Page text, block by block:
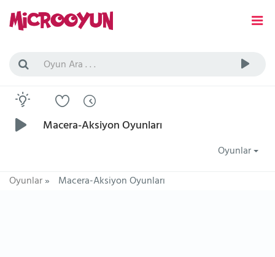
Macera-Aksiyon Oyunları
Oyunlar
Oyunlar» Macera-Aksiyon Oyunları